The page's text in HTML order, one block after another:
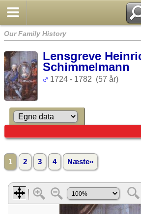
Our Family History
Lensgreve
Schimmelmann
1724 - 1782 (57 år)
1 2 3 4 Næste»